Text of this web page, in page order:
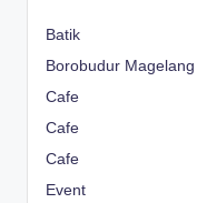
Batik
Borobudur Magelang
Cafe
Cafe
Cafe
Event